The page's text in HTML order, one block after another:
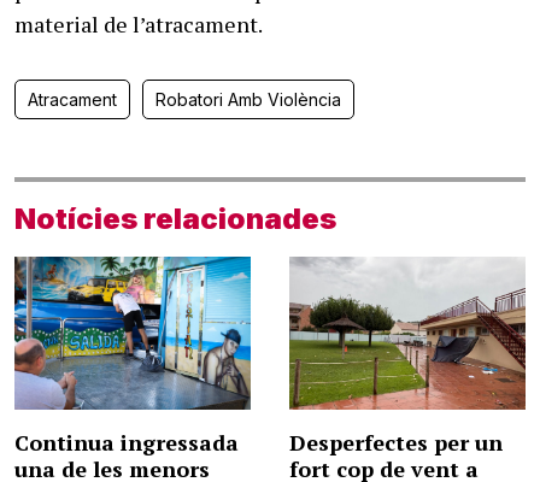
material de l’atracament.
Atracament Robatori Amb Violència
Notícies relacionades
Continua ingressada
una de les menors
Desperfectes per un
fort cop de vent a